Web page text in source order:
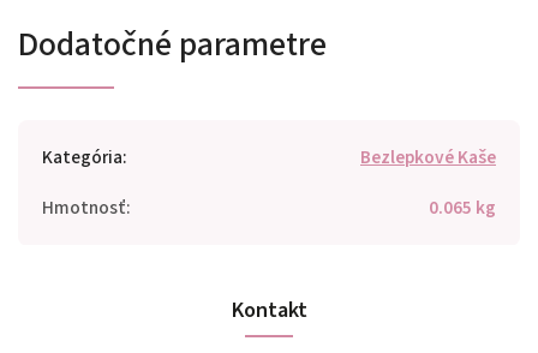
Dodatočné parametre
Kategória:
Bezlepkové Kaše
Hmotnosť: 0.065 kg
Kontakt